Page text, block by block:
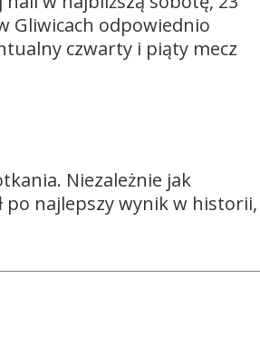
Gliwicach odpowiednio
czwarty i piąty mecz
Niezależnie jak
po najlepszy wynik w historii,